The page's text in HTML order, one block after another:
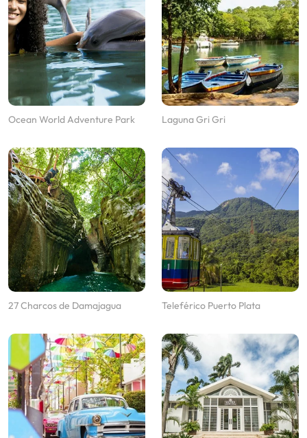
Ocean World Adventure Park Laguna Gri Gri
27 Charcos de Damajagua Teleférico Puerto Plata